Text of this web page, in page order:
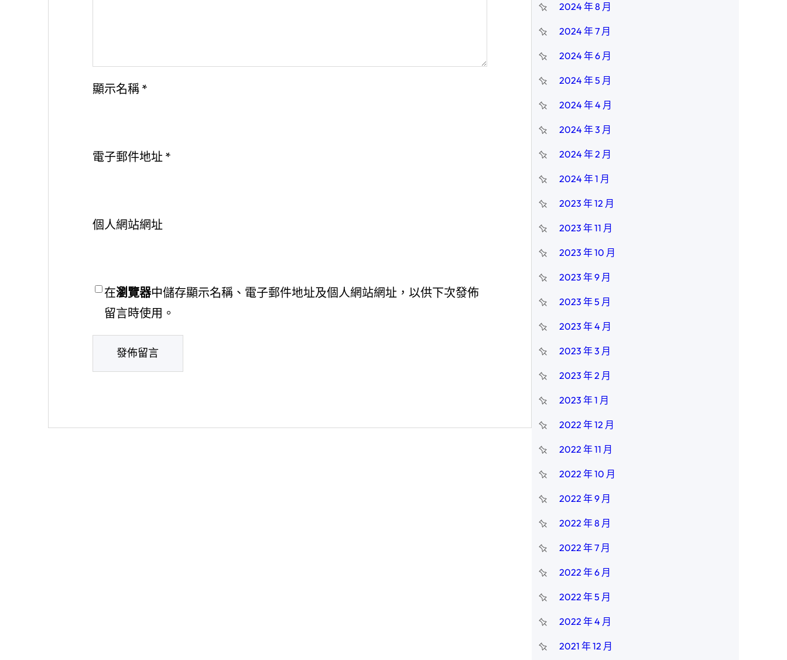
顯示名稱 *
電子郵件地址 *
個人網站網址
在瀏覽器中儲存顯示名稱、電子郵件地址及個人網站網址，以供下次發佈
留言時使用。
2024 年 8 月
2024 年 7 月
2024 年 6 月
2024 年 5 月
2024 年 4 月
2024 年 3 月
2024 年 2 月
2024 年 1 月
2023 年 12 月
2023 年 11 月
2023 年 10 月
2023 年 9 月
2023 年 5 月
2023 年 4 月
2023 年 3 月
2023 年 2 月
2023 年 1 月
2022 年 12 月
2022 年 11 月
2022 年 10 月
2022 年 9 月
2022 年 8 月
2022 年 7 月
2022 年 6 月
2022 年 5 月
2022 年 4 月
2021 年 12 月